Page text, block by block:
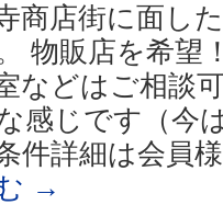
商店街に面し
物販店を希望
などはご相談
感じです（今
件詳細は会員
→